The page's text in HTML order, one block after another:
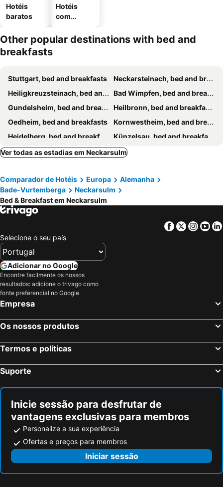
Hotéis
baratos
Hotéis
com
mento
Other popular destinations with bed and
breakfasts
Stuttgart, bed and breakfasts
Neckarsteinach, bed and breakfasts
Heiligkreuzsteinach, bed and breakfasts
Bad Wimpfen, bed and breakfasts
Gundelsheim, bed and breakfasts
Heilbronn, bed and breakfasts
Oedheim, bed and breakfasts
Kornwestheim, bed and breakfasts
Heidelberg, bed and breakfasts
Künzelsau, bed and breakfasts
Bruchsal, bed and breakfasts
Oberderdingen, bed and breakfasts
Flein, bed and breakfasts
Nordheim, bed and breakfasts
Winnenden, bed and breakfasts
Schwaigern, bed and breakfasts
Ilsfeld, bed and breakfasts
Mundelsheim, bed and breakfasts
Weissach, bed and breakfasts
Bad Friedrichshall, bed and breakfasts
Welzheim, bed and breakfasts
Ludwigsburg, bed and breakfasts
Backnang, bed and breakfasts
Bretten, bed and breakfasts
Ver todas as estadias em Neckarsulm
Comparador de Hotéis Europa
Alemanha
Bade-Vurtemberga
Neckarsulm
Bed & Breakfast em Neckarsulm
Facebook
Twitter
Selecione o seu país
Adicionar no Google
Encontre facilmente os nossos
resultados: adicione o trivago como
fonte preferencial no Google.
Empresa
Os nossos produtos
Termos e políticas
Suporte
Inicie sessão para desfrutar de
vantagens exclusivas para membros
Personalize a sua experiência
Ofertas e preços para membros
Iniciar sessão